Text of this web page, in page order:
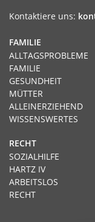
Kontaktiere uns:
FAMILIE
ALLTAGSPROBLEME
FAMILIE
GESUNDHEIT
MÜTTER
ALLEINERZIEHEND
WISSENSWERTES
RECHT
SOZIALHILFE
HARTZ IV
ARBEITSLOS
RECHT